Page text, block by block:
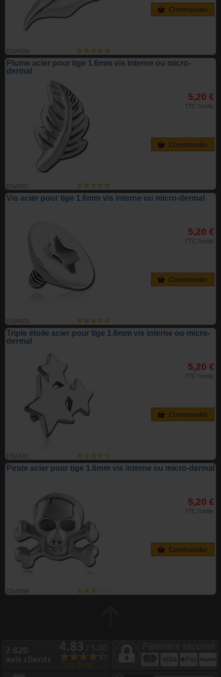
DSA509
Commander
Plume acier pour tige 1.6mm vis interne ou micro-
dermal
DSA507
5,20 €
TTC l'unite
Commander
Vis acier pour tige 1.6mm vis interne ou micro-dermal
DSA503
5,20 €
TTC l'unite
Commander
Triple étoile acier pour tige 1.6mm vis interne ou micro-
dermal
DSA531
5,20 €
TTC l'unite
Commander
Pirate acier pour tige 1.6mm vis interne ou micro-dermal
DSA506
5,20 €
TTC l'unite
Commander